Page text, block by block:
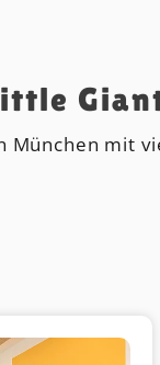
München mit